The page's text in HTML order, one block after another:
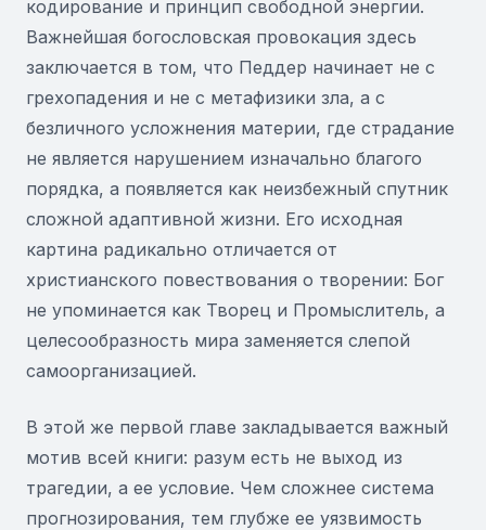
кодирование и принцип свободной энергии.
Важнейшая богословская провокация здесь
заключается в том, что Педдер начинает не с
грехопадения и не с метафизики зла, а с
безличного усложнения материи, где страдание
не является нарушением изначально благого
порядка, а появляется как неизбежный спутник
сложной адаптивной жизни. Его исходная
картина радикально отличается от
христианского повествования о творении: Бог
не упоминается как Творец и Промыслитель, а
целесообразность мира заменяется слепой
самоорганизацией.
В этой же первой главе закладывается важный
мотив всей книги: разум есть не выход из
трагедии, а ее условие. Чем сложнее система
прогнозирования, тем глубже ее уязвимость